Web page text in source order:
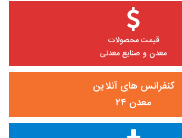
قیمت محصولات
معدن و صنایع معدنی
کنفرانس های آنلاین
معدن ۲۴